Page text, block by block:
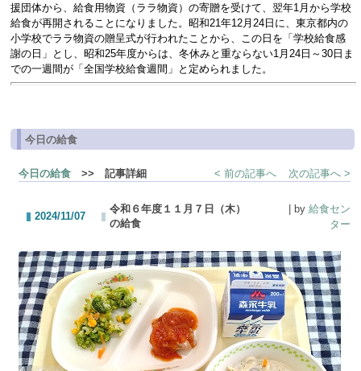
援団体から、給食用物資（ララ物資）の寄贈を受けて、翌年1月から学校
給食が再開されることになりました。昭和21年12月24日に、東京都内の
小学校でララ物資の贈呈式が行われたことから、この日を「学校給食感
謝の日」とし、昭和25年度からは、冬休みと重ならない1月24日～30日ま
での一週間が「全国学校給食週間」と定められました。
今日の給食
今日の給食 >> 記事詳細 < 前の記事へ 次の記事へ >
2024/11/07
令和６年度１１月７日（木）
の給食
| by 給食セン
ター